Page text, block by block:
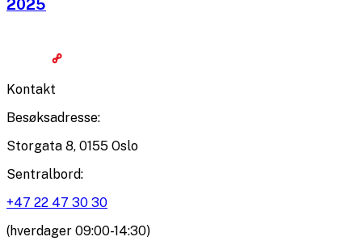
2025
Kontakt
Besøksadresse:
Storgata 8, 0155 Oslo
Sentralbord:
+47 22 47 30 30
(hverdager 09:00-14:30)